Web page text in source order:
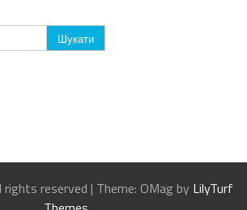
rights reserved | Theme: OMag by LilyTurf